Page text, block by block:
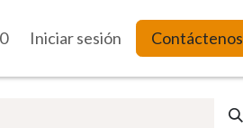
Iniciar sesión Contáctenos